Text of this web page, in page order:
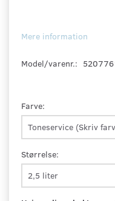
Mere information
Model/varenr.:
Farve:
Størrelse: